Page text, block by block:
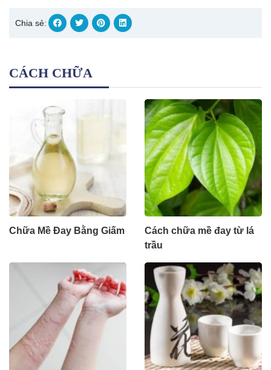
Chia sẻ:
CÁCH CHỮA
Chữa Mề Đay Bằng Giấm
Cách chữa mề đay từ lá
trầu